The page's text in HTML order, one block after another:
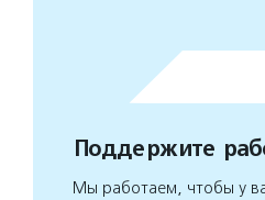
Поддержите
Мы работаем, чтобы у